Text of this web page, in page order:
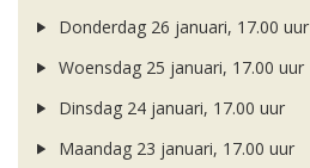
Donderdag 26 januari, 17.00 uur
Woensdag 25 januari, 17.00 uur
Dinsdag 24 januari, 17.00 uur
Maandag 23 januari, 17.00 uur